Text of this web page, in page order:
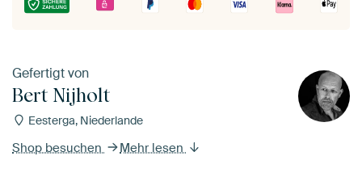
Gefertigt von
Bert Nijholt
Eesterga, Niederlande
Shop besuchen Mehr lesen